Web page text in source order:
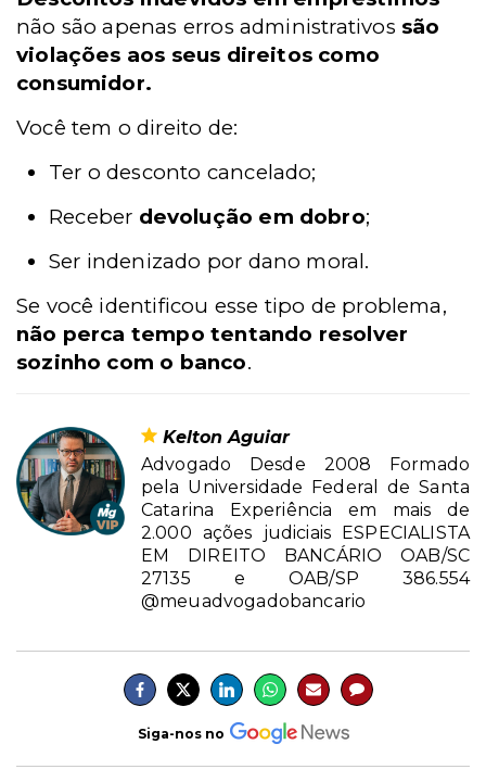
não são apenas erros administrativos são
violações aos seus direitos como
consumidor.
Você tem o direito de:
Ter o desconto cancelado;
Receber devolução em dobro;
Ser indenizado por dano moral.
Se você identificou esse tipo de problema,
não perca tempo tentando resolver
sozinho com o banco.
Kelton Aguiar
Advogado Desde 2008 Formado
pela Universidade Federal de Santa
Catarina Experiência em mais de
2.000 ações judiciais ESPECIALISTA
EM DIREITO BANCÁRIO OAB/SC
27135 e OAB/SP 386.554
@meuadvogadobancario
Siga-nos no